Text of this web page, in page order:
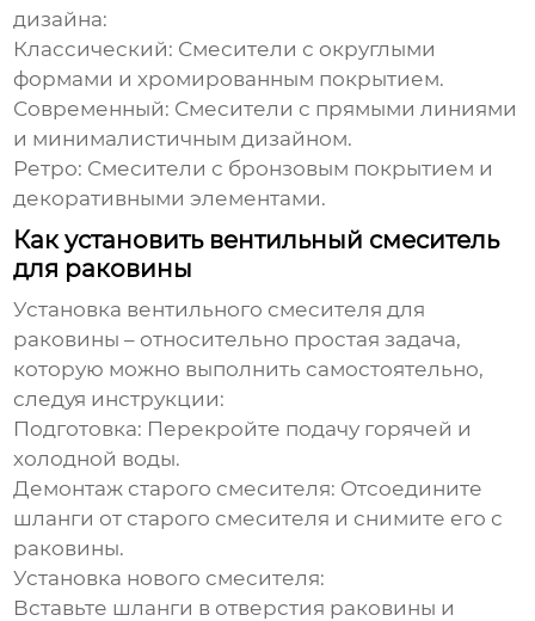
дизайна:
Классический: Смесители с округлыми
формами и хромированным покрытием.
Современный: Смесители с прямыми линиями
и минималистичным дизайном.
Ретро: Смесители с бронзовым покрытием и
декоративными элементами.
Как установить вентильный смеситель
для раковины
Установка вентильного смесителя для
раковины – относительно простая задача,
которую можно выполнить самостоятельно,
следуя инструкции:
Подготовка: Перекройте подачу горячей и
холодной воды.
Демонтаж старого смесителя: Отсоедините
шланги от старого смесителя и снимите его с
раковины.
Установка нового смесителя:
Вставьте шланги в отверстия раковины и